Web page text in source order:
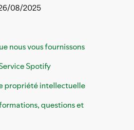
08/2025
nous vous fournissons
Spotify
propriété intellectuelle
questions et